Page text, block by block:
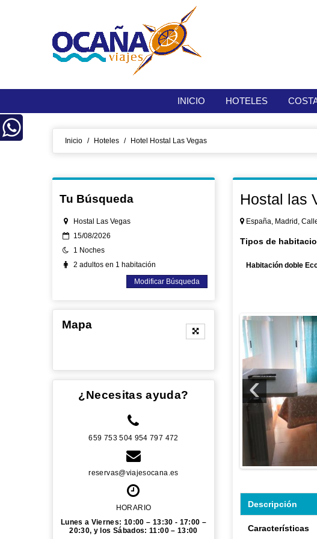
INICIO HOTELES
Inicio / Hoteles / Hotel Hostal Las Vegas
Tu Búsqueda
Hostal Las Vegas
15/08/2026
1 Noches
2 adultos en 1 habitación
Modificar Búsqueda
Mapa
¿Necesitas ayuda?
659 753 504 954 797 472
reservas@viajesocana.es
HORARIO
Lunes a Viernes: 10:00 – 13:30 - 17:00 –
20:30, y los Sábados: 11:00 – 13:00
Hostal las
España, Madrid,
Tipos de
Habitación doble
‹
Descripción
Características